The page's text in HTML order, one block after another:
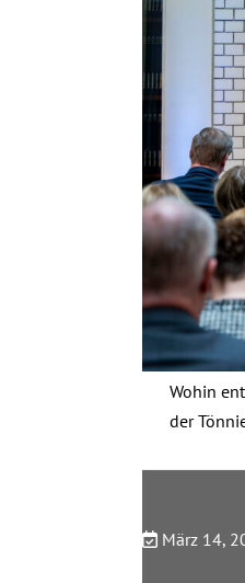
Wohin
der
März 14,